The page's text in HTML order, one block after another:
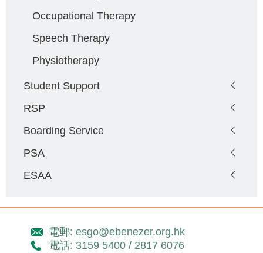
Occupational Therapy
Speech Therapy
Physiotherapy
Student Support
RSP
Boarding Service
PSA
ESAA
電郵: esgo@ebenezer.org.hk
電話: 3159 5400 / 2817 6076